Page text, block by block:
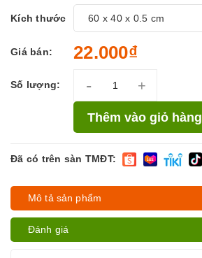
Kích thước
Giá bán: 22.000₫
Số lượng: - +
Thêm vào giỏ hàng
Đã có trên sàn TMĐT:
Mô tả sản phẩm
Đánh giá